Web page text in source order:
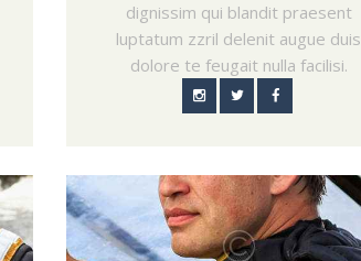
dignissim qui blandit praesent
luptatum zzril delenit augue duis
dolore te feugait nulla facilisi.